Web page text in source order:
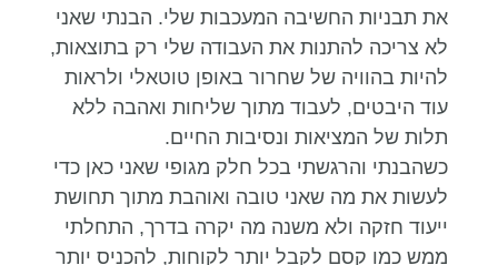
את תבניות החשיבה המעכבות שלי. הבנתי שאני
לא צריכה להתנות את העבודה שלי רק בתוצאות,
להיות בהוויה של שחרור באופן טוטאלי ולראות
עוד היבטים, לעבוד מתוך שליחות ואהבה ללא
תלות של המציאות ונסיבות החיים.
כשהבנתי והרגשתי בכל חלק מגופי שאני כאן כדי
לעשות את מה שאני טובה ואוהבת מתוך תחושת
ייעוד חזקה ולא משנה מה יקרה בדרך, התחלתי
ממש כמו קסם לקבל יותר לקוחות, להכניס יותר